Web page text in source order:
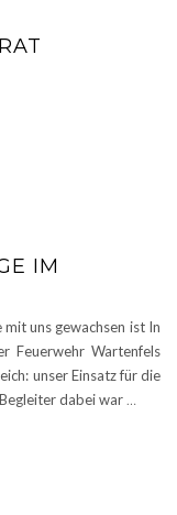
IM
uns gewachsen ist In
Feuerwehr Wartenfels
unser Einsatz für die
dabei war …